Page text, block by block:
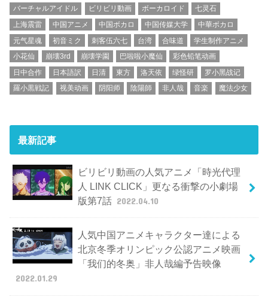
バーチャルアイドル
ビリビリ動画 ボーカロイド
七灵石
上海震雷
中国アニメ 中国ボカロ 中国传媒大学
中華ボカロ
元气星魂
初音ミク 刺客伍六七 台湾 合味道
学生制作アニメ
小花仙
崩壊3rd 崩壊学園 巴啦啦小魔仙
彩色铅笔动画
日中合作
日本語訳 日清 東方 洛天依 绿怪研
罗小黑战记
羅小黒戦記
视美动画 阴阳师 陰陽師 非人哉 音楽 魔法少女
最新記事
ビリビリ動画の人気アニメ「時光代理
人 LINK CLICK」更なる衝撃の小劇場
版第7話 2022.04.10
人気中国アニメキャラクター達による
北京冬季オリンピック公認アニメ映画
「我们的冬奥」非人哉編予告映像
2022.01.29